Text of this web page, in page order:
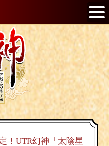
！UTR幻神「太陰星